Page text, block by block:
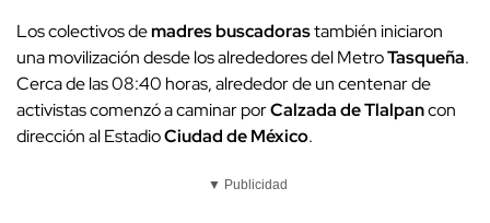
Los colectivos demadres buscadorastambién iniciaron
una movilización desde los alrededores del MetroTasqueña.
Cerca de las 08:40 horas, alrededor de un centenar de
activistas comenzó a caminar porCalzada de Tlalpancon
dirección al EstadioCiudad de México.
▼ Publicidad